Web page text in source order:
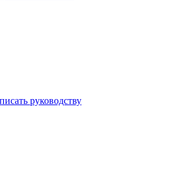
руководству